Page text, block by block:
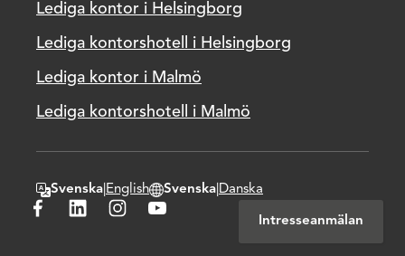
Intresseanmälan
Lediga kontor i Helsingborg
Lediga kontorshotell i Helsingborg
Lediga kontor i Malmö
Lediga kontorshotell i Malmö
Byt textspråk
Svenska English
Byt hemsidans domänspråk
Svenska Danska
Besök Wihlborgs på Facebook
Besök Wihlborgs på LinkedIn
Besök Wihlborgs på Instagram
Besök Wihlborgs på Youtube